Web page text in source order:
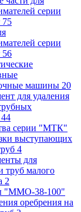
серии
75
серии
56
машины 20
для удаления
44
серии "МТК"
выступающих
4
для
труб малого
2
"ММО-38-100"
оребрения на